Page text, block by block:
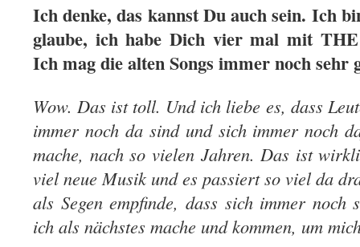
Ich denke, das kannst Du auch sein. Ich
glaube, ich habe Dich vier mal mit
Ich mag die alten Songs immer noch sehr
Wow. Das ist toll. Und ich liebe es, dass
immer noch da sind und sich immer noch
mache, nach so vielen Jahren. Das ist
viel neue Musik und es passiert so viel da
als Segen empfinde, dass sich immer noch
ich als nächstes mache und kommen, um